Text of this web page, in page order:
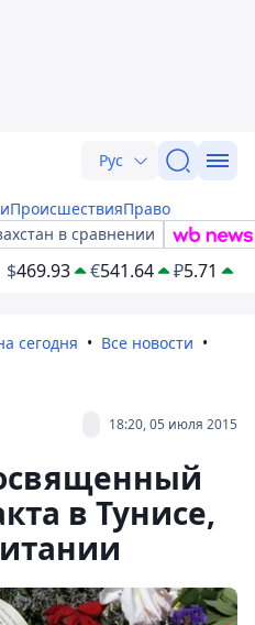
Рус
ПроисшествияПраво
в сравнении
$469.93 €541.64 ₽5.71
сегодня
Все новости
18:20, 05 июля 2015
в Тунисе,